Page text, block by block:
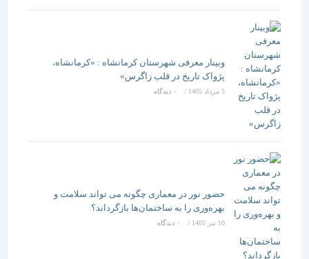
وبینار معرفی شهرستان کرمانشاه : «کرمانشاه،
پژواک تاریخ در قلب زاگرس»
5 مرداد 1405 / ۰ دیدگاه
حضور نور در معماری چگونه می تواند سلامت و
بهره‌وری را به ساختمان‌ها بازگرداند؟
/ ۰ دیدگاه